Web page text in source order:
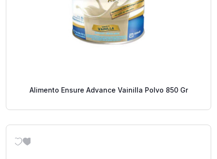
Alimento Ensure Advance Vainilla Polvo 850 Gr